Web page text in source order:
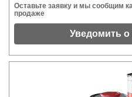
Оставьте заявку и мы сообщим
продаже
Уведомить о